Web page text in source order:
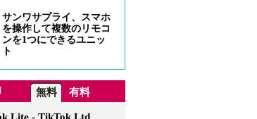
サンワサプライ、スマホ
を操作して複数のリモコ
ンを1つにできるユニッ
ト
無料 有料